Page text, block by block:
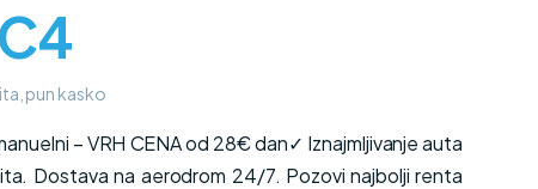
C4
pun kasko
– VRH CENA od 28€ dan✓ Iznajmljivanje auta
Dostava na aerodrom 24/7. Pozovi najbolji renta